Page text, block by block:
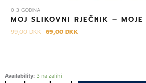
0-3 GODINA
MOJ SLIKOVNI RJEČNIK – MOJE
99,00DKK 69,00DKK
Availability: 3 na zalihi
Studio